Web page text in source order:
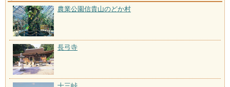
農業公園信貴山のどか村
長弓寺